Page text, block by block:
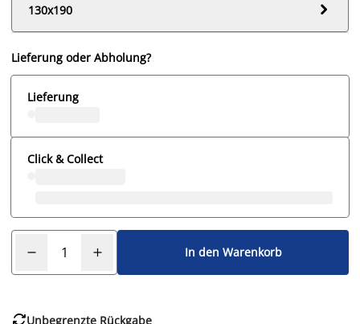
130x190

Lieferung oder Abholung?
Lieferung
Click & Collect
In den Warenkorb
Unbegrenzte Rückgabe